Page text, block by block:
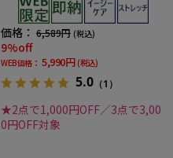
価格： 6,589円 (税込)
9%off
WEB価格： 5,990円 (税込)
5.0 （1）
★2点で1,000円OFF／3点で3,00
0円OFF対象